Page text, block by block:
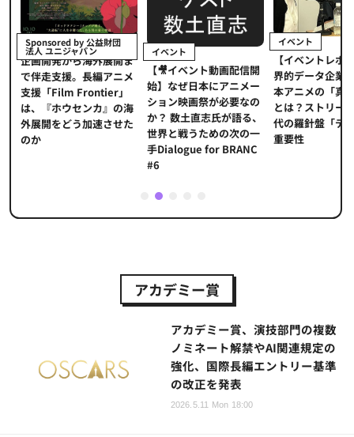
Sponsored by 公益財団
法人 ユニジャパン
企画開発から海外展開ま
で伴走支援。長編アニメ
支援「Film Frontier」
は、『ホウセンカ』の海
外展開をどう加速させた
のか
イベント
【🎥イベント動画配信開
始】なぜ日本にアニメー
ション映画祭が必要なの
か？ 数土直志氏が語る、
世界と戦うための次の一
手Dialogue for BRANC
#6
イベント
【イベントレポ
界的データ企業
本アニメの「真
とは？ストリー
代の羅針盤「デ
重要性
2
アカデミー賞
アカデミー賞、演技部門の複数
ノミネート解禁やAI関連規定の
強化、国際長編エントリー基準
の改正を発表
2026.5.11 Mon 18:00